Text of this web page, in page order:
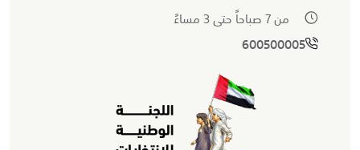
من 7 صباحاً حتى 3 مساءً
600500005